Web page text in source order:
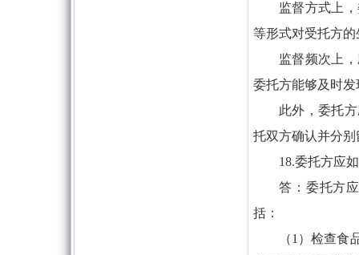
监督方式上
等形式对受托方
监督频次上
委托方能够及时
此外，委托
托双方确认并分别
18.委托方应
答：委托方
括：
（1）检查